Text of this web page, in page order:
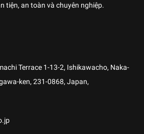
tiện, an toàn và chuyên nghiệp.
Terrace 1-13-2, Ishikawacho, Naka-
ken, 231-0868, Japan,